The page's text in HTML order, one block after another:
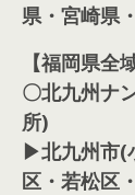
県・宮崎県
【福岡県全
〇北九州ナ
所)
▶北九州市(
区・若松区